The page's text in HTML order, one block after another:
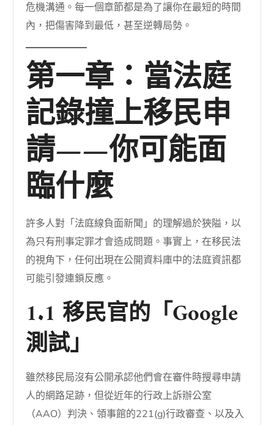
危機溝通。每一個章節都是為了讓你在最短的時間
內，把傷害降到最低，甚至逆轉局勢。
第一章：當法庭
記錄撞上移民申
請——你可能面
臨什麼
許多人對「法庭線負面新聞」的理解過於狹隘，以
為只有刑事定罪才會造成問題。事實上，在移民法
的視角下，任何出現在公開資料庫中的法庭資訊都
可能引發連鎖反應。
1.1 移民官的「Google
測試」
雖然移民局沒有公開承認他們會在審件時搜尋申請
人的網路足跡，但從近年的行政上訴辦公室
（AAO）判決、領事館的221(g)行政審查、以及入